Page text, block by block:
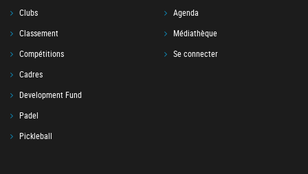
Clubs
Classement
Compétitions
Cadres
Development Fund
Padel
Pickleball
Agenda
Médiathèque
Se connecter